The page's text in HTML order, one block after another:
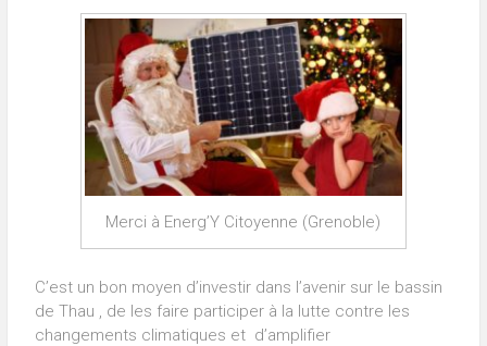
Merci à Energ’Y Citoyenne (Grenoble)
C’est un bon moyen d’investir dans l’avenir sur le bassin
de Thau , de les faire participer à la lutte contre les
changements climatiques et d’amplifier